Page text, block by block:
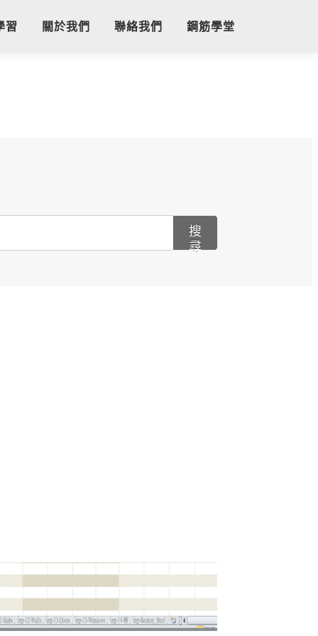
習 關於我們 聯絡我們 鋼筋學堂
搜
尋